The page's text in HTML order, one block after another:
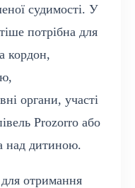
судимості. У
потрібна для
кордон,
органи, участі
Prozorro або
над дитиною.
отримання